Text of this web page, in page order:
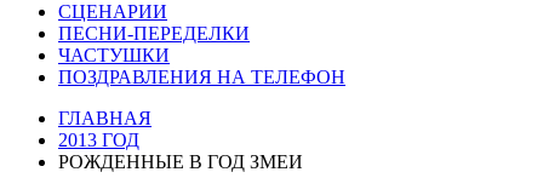
СЦЕНАРИИ
ПЕСНИ-ПЕРЕДЕЛКИ
ЧАСТУШКИ
ПОЗДРАВЛЕНИЯ НА ТЕЛЕФОН
ГЛАВНАЯ
2013 ГОД
РОЖДЕННЫЕ В ГОД ЗМЕИ